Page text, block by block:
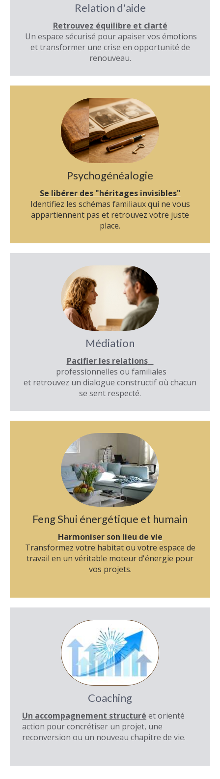
Relation d'aide
Retrouvez équilibre et clarté
Un espace sécurisé pour apaiser vos émotions
et transformer une crise en opportunité de
renouveau.
Psychogénéalogie
Se libérer des "héritages invisibles"
Identifiez les schémas familiaux qui ne vous
appartiennent pas et retrouvez votre juste
place.
Médiation
Pacifier les relations
professionnelles ou familiales
et retrouvez un dialogue constructif où chacun
se sent respecté.
Feng Shui énergétique et humain
Harmoniser son lieu de vie
Transformez votre habitat ou votre espace de
travail en un véritable moteur d'énergie pour
vos projets.
Coaching
Un accompagnement structuré et orienté
action pour concrétiser un projet, une
reconversion ou un nouveau chapitre de vie.